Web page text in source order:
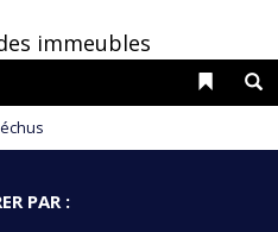
immeubles
Liens
PAR :